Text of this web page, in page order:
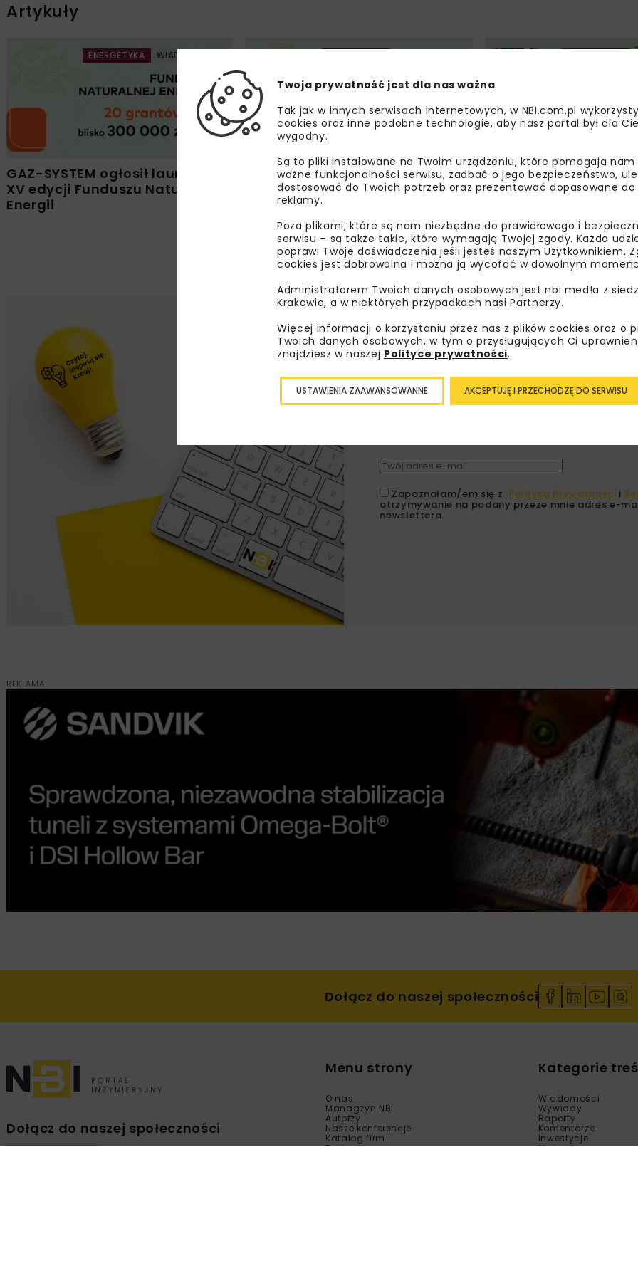
Artykuły
ENERGETYKA WIADOMOŚCI
GAZ-SYSTEM ogłosił laureatów
XV edycji Funduszu Naturalnej
Energii
XV edycja Funduszu Naturalnej
Energii
GAZ-SYSTEM: Wyniki
Funduszu Naturalnej
Lubisz wiedzieć więcej?
Zapisz się do newslettera aby
branżowe, zaproszenia na wydarzenia,
Zapoznałam/em się z Polityką Prywatności i
otrzymywanie na podany przeze mnie adres e-
newslettera.
REKLAMA
Dołącz do naszej społeczności
Dołącz do naszej społeczności
Menu strony
O nas
Managzyn NBI
Autorzy
Nasze konferencje
Katalog firm
Reklama
Kategorie
Wiadomości
Wywiady
Raporty
Komentarze
Inwestycje
Materiały
Twoja prywatność jest dla nas ważna
Tak jak w innych serwisach internetowych, w NBI.com.pl
cookies oraz inne podobne technologie, aby nasz portal był dla
wygodny.
Są to pliki instalowane na Twoim urządzeniu, które pomagają nam
ważne funkcjonalności serwisu, zadbać o jego bezpieczeństwo,
dostosować do Twoich potrzeb oraz prezentować dopasowane
reklamy.
Poza plikami, które są nam niezbędne do prawidłowego i
serwisu – są także takie, które wymagają Twojej zgody. Każda
poprawi Twoje doświadczenia jeśli jesteś naszym Użytkownikiem.
cookies jest dobrowolna i można ją wycofać w dowolnym
Administratorem Twoich danych osobowych jest nbi med!a z
Krakowie, a w niektórych przypadkach nasi Partnerzy.
Więcej informacji o korzystaniu przez nas z plików cookies oraz o
Twoich danych osobowych, w tym o przysługujących Ci
znajdziesz w naszej Polityce prywatności.
AKCEPTUJĘ I PRZECHODZĘ DO SERWISU
USTAWIENIA ZAAWANSOWANNE